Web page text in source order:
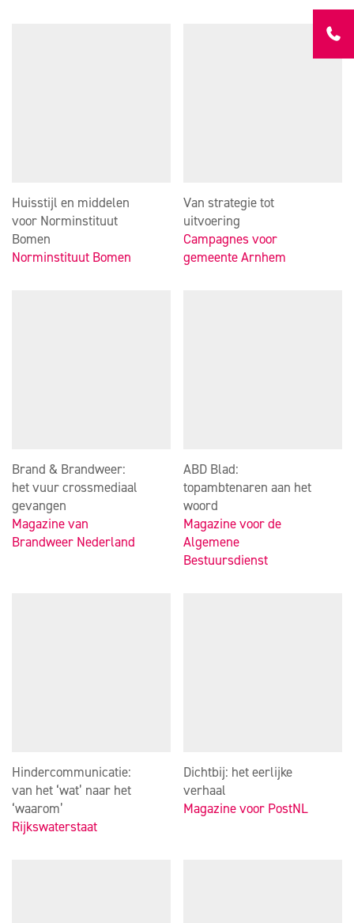
Huisstijl en middelen
voor Norminstituut
Bomen
Norminstituut Bomen
Van strategie tot
uitvoering
Campagnes voor
gemeente Arnhem
Brand & Brandweer:
het vuur crossmediaal
gevangen
Magazine van
Brandweer Nederland
ABD Blad:
topambtenaren aan het
woord
Magazine voor de
Algemene
Bestuursdienst
Hindercommunicatie:
van het ‘wat’ naar het
‘waarom’
Rijkswaterstaat
Dichtbij: het eerlijke
verhaal
Magazine voor PostNL